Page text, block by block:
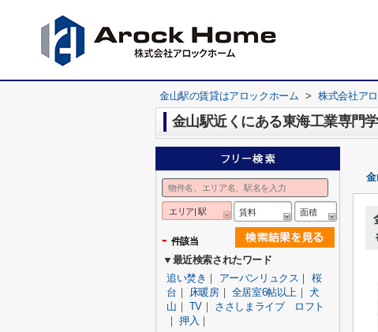
金山駅の賃貸はアロックホーム > 株式会社ア
金山駅近くにある東海工業専門
エリア| 駅 賃料 面積
- 件該当
▼最近検索されたワード
追い焚き ｜ アーバンリュクス ｜ 桜
台 ｜ 床暖房｜ 全居室6帖以上 ｜犬
山 ｜ TV ｜ ささしまライブ ロフト
｜押入 ｜